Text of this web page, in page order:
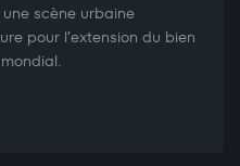
scène urbaine
pour l’extension du bien